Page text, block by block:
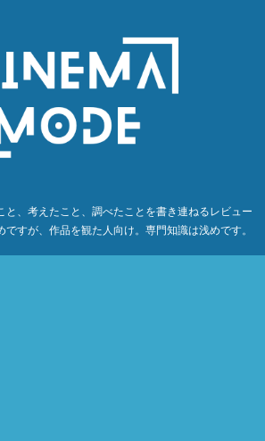
と、考えたこと、調べたことを書き連ねるレビュー
すが、作品を観た人向け。専門知識は浅めです。